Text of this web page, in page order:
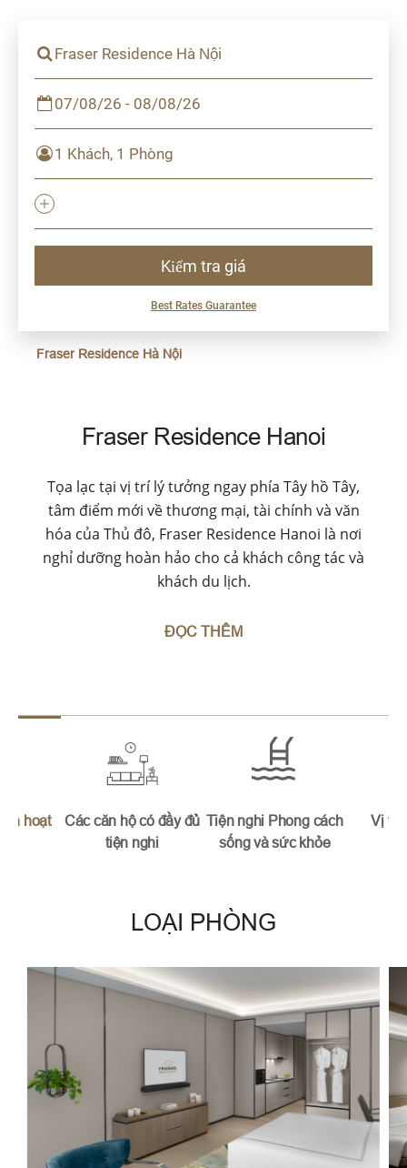
Fraser Residence Hà Nội
07/08/26 - 08/08/26
1 Khách, 1 Phòng
Kiểm tra giá
Best Rates Guarantee
Fraser Residence Hà Nội
Fraser Residence Hanoi
Tọa lạc tại vị trí lý tưởng ngay phía Tây hồ Tây,
tâm điểm mới về thương mại, tài chính và văn
hóa của Thủ đô, Fraser Residence Hanoi là nơi
nghỉ dưỡng hoàn hảo cho cả khách công tác và
khách du lịch.
ĐỌC THÊM
hoạt
Các căn hộ có đầy đủ
tiện nghi
Tiện nghi Phong cách
sống và sức khỏe
Vị trí
LOẠI PHÒNG